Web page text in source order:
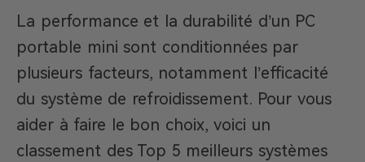
La performance et la durabilité d’un PC
portable mini sont conditionnées par
plusieurs facteurs, notamment l’efficacité
du système de refroidissement. Pour vous
aider à faire le bon choix, voici un
classement des Top 5 meilleurs systèmes